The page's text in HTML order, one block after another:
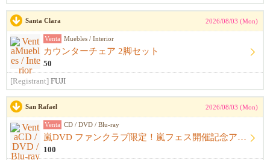
Santa Clara 2026/08/03 (Mon)
Venta Muebles / Interior
カウンターチェア 2脚セット
50
[Registrant] FUJI
San Rafael 2026/08/03 (Mon)
Venta CD / DVD / Blu-ray
嵐DVD ファンクラブ限定！嵐フェス開催記念アルバム ウラ嵐マニア CD４枚組
100